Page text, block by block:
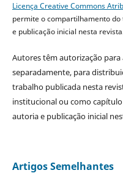
Licença Creative Commons
permite o compartilhamento
e publicação inicial nesta
Autores têm autorização
separadamente, para
trabalho publicada nesta
institucional ou como
autoria e publicação inicial
Artigos Semelhantes